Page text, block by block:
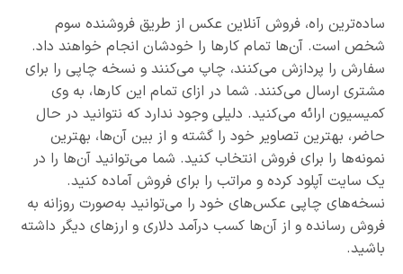
ساده‌ترین راه، فروش آنلاین عکس از طریق فروشنده سوم
شخص است. آن‌ها تمام کارها را خودشان انجام خواهند داد.
سفارش را پردازش می‌کنند، چاپ می‌کنند و نسخه چاپی را برای
مشتری ارسال می‌کنند. شما در ازای تمام این کارها، به وی
کمیسیون ارائه می‌کنید. دلیلی وجود ندارد که نتوانید در حال
حاضر، بهترین تصاویر خود را گشته و از بین آن‌ها، بهترین
نمونه‌ها را برای فروش انتخاب کنید. شما می‌توانید آن‌ها را در
یک سایت آپلود کرده و مراتب را برای فروش آماده کنید.
نسخه‌های چاپی عکس‌های خود را می‌توانید به‌صورت روزانه به
فروش رسانده و از آن‌ها کسب درآمد دلاری و ارزهای دیگر داشته
باشید.